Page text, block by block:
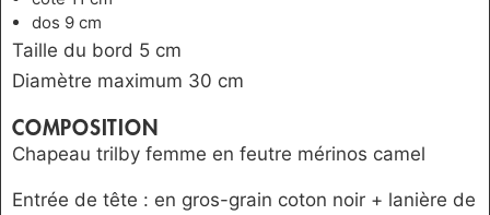
dos 9 cm
Taille du bord 5 cm
Diamètre maximum 30 cm
COMPOSITION
Chapeau trilby femme en feutre mérinos camel
Entrée de tête : en gros-grain coton noir + lanière de